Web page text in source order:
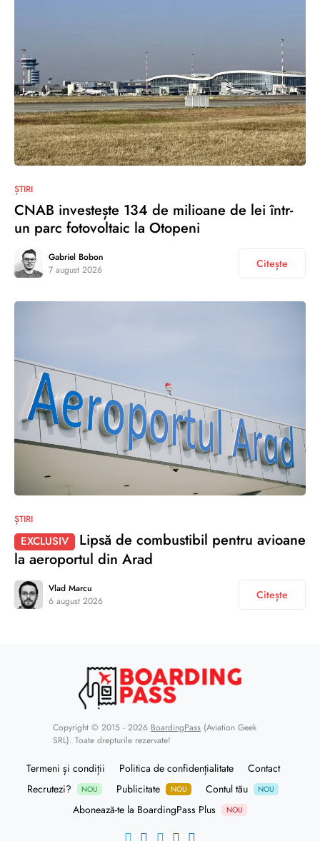
ȘTIRI
CNAB investește 134 de milioane de lei într-
un parc fotovoltaic la Otopeni
Gabriel Bobon
7 august 2026
Citește
ȘTIRI
EXCLUSIV
Lipsă de combustibil pentru avioane
la aeroportul din Arad
Vlad Marcu
6 august 2026
Citește
Copyright © 2015 - 2026 BoardingPass (Aviation Geek
SRL). Toate drepturile rezervate!
Termeni și condiții Politica de confidențialitate
Contact
Recrutezi?
NOU Publicitate NOU Contul tău NOU
Abonează-te la BoardingPass Plus NOU